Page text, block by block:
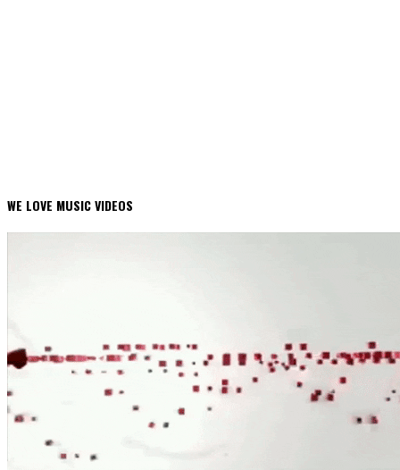
WE LOVE MUSIC VIDEOS